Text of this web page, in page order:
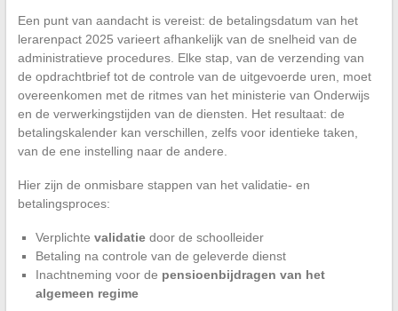
Een punt van aandacht is vereist: de betalingsdatum van het
lerarenpact 2025 varieert afhankelijk van de snelheid van de
administratieve procedures. Elke stap, van de verzending van
de opdrachtbrief tot de controle van de uitgevoerde uren, moet
overeenkomen met de ritmes van het ministerie van Onderwijs
en de verwerkingstijden van de diensten. Het resultaat: de
betalingskalender kan verschillen, zelfs voor identieke taken,
van de ene instelling naar de andere.
Hier zijn de onmisbare stappen van het validatie- en
betalingsproces:
Verplichte validatiedoor de schoolleider
Betaling na controle van de geleverde dienst
Inachtneming voor de pensioenbijdragen van het
algemeen regime